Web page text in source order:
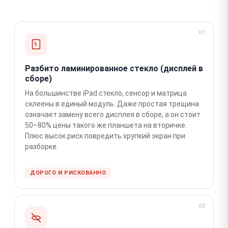
01
Разбито ламинированное стекло (дисплей в
сборе)
На большинстве iPad стекло, сенсор и матрица
склеены в единый модуль. Даже простая трещина
означает замену всего дисплея в сборе, а он стоит
50–80% цены такого же планшета на вторичке.
Плюс высок риск повредить хрупкий экран при
разборке.
ДОРОГО И РИСКОВАННО
02